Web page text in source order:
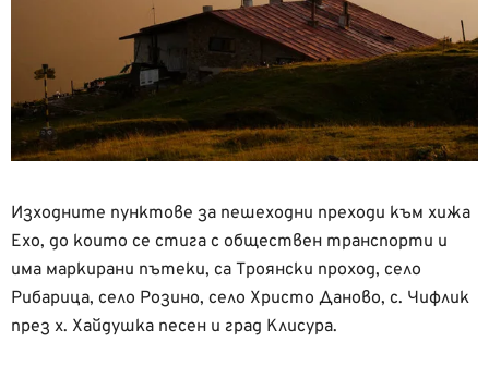
Изходните пунктове за пешеходни преходи към хижа
Ехо, до които се стига с обществен транспорти и
има маркирани пътеки, са Троянски проход, село
Рибарица, село Розино, село Христо Даново, с. Чифлик
през х. Хайдушка песен и град Клисура.